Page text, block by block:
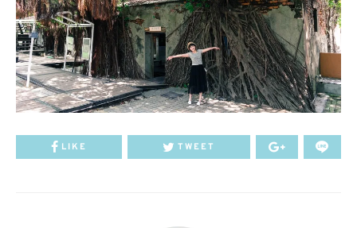
LIKE TWEET